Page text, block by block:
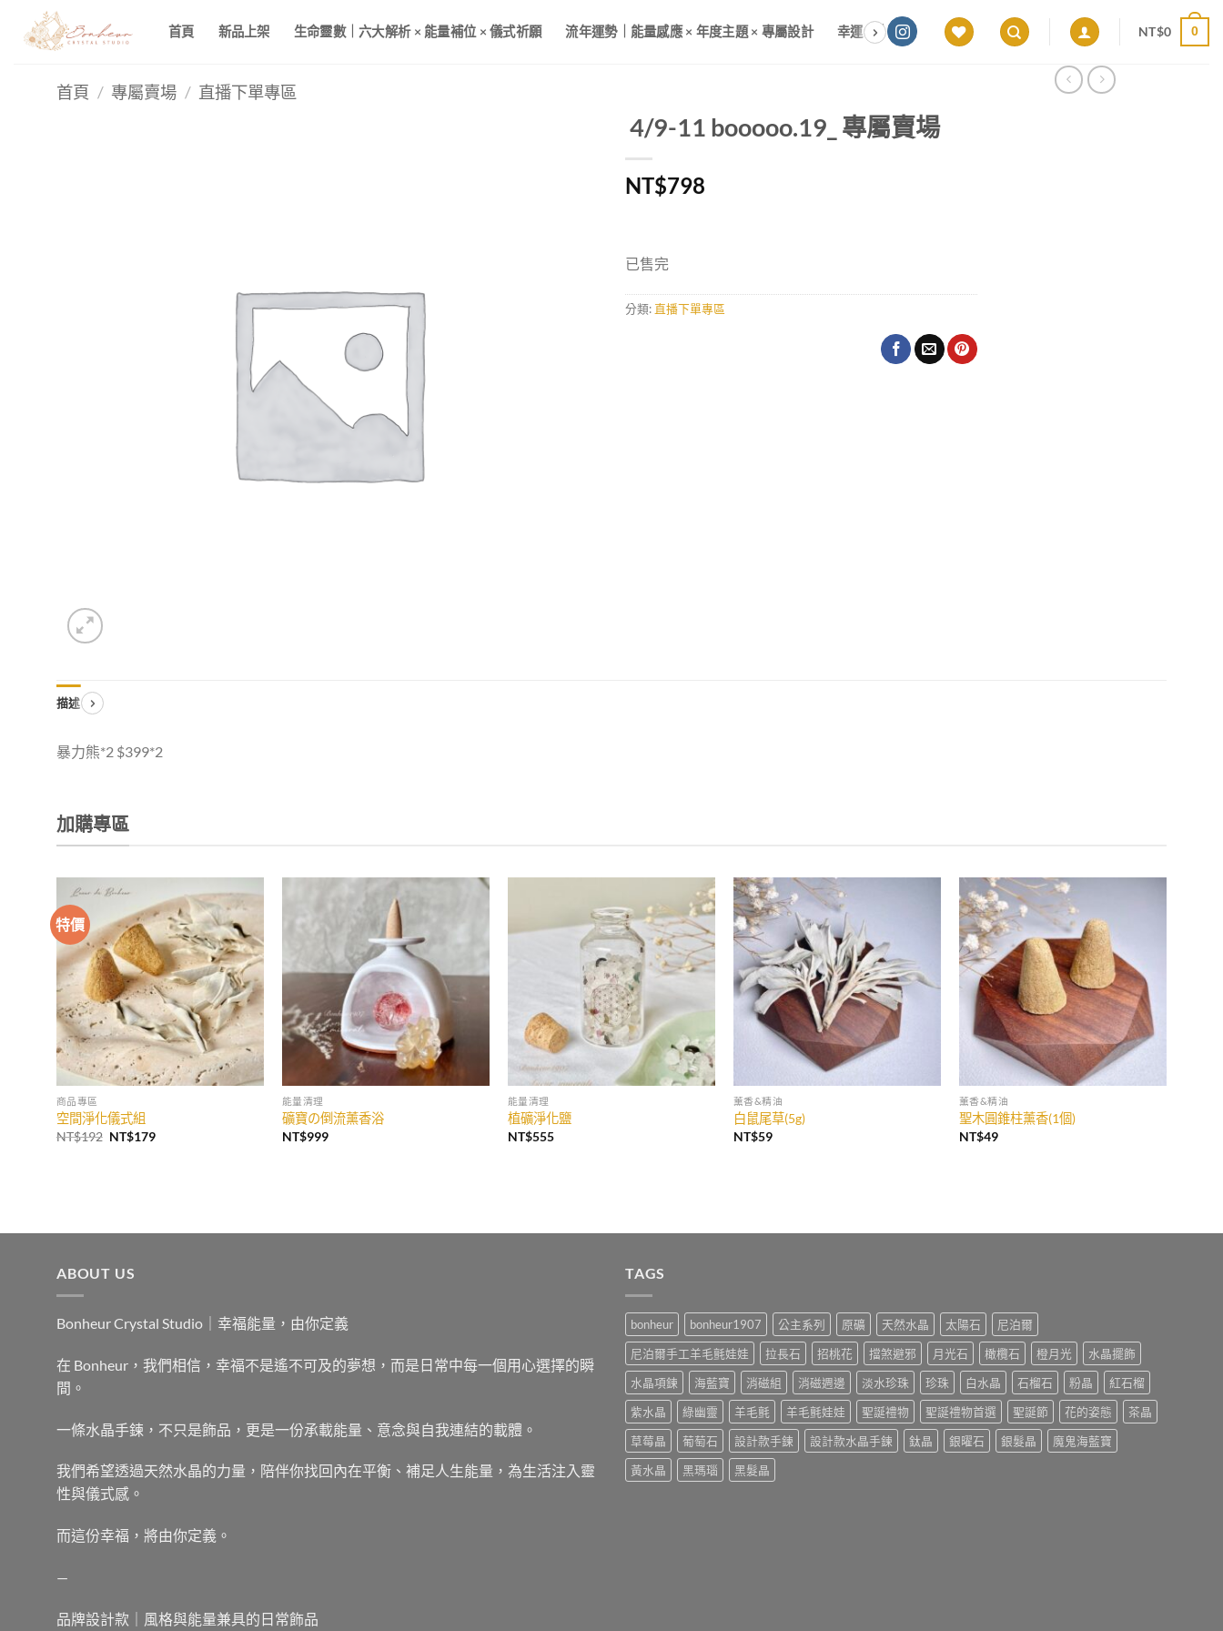
首頁 新品上架 生命靈數｜六大解析 × 能量補位 × 儀式祈願 流年運勢｜能量感應 × 年度主題 × 專屬設計 幸運色｜能量感應 × 色彩頻率 × 專屬設計 願望顯化｜意圖啟動
NT$0 0
首頁 / 專屬賣場 / 直播下單專區
4/9-11 booooo.19_ 專屬賣場
NT$798
已售完
分類: 直播下單專區
描述
暴力熊*2 $399*2
加購專區
特價
加入
收藏
商品專區
空間淨化儀式組
NT$192 原
NT$179目
能量清理
礦寶の倒流薰香浴
NT$999
加入
收藏
能量清理
植礦淨化鹽
NT$555
薰香&精油
白鼠尾草(5g)
NT$59
薰香&精油
聖木圓錐柱薰香(1個)
NT$49
ABOUT US
Bonheur Crystal Studio｜幸福能量，由你定義
在 Bonheur，我們相信，幸福不是遙不可及的夢想，而是日常中每一個用心選擇的瞬
間。
一條水晶手鍊，不只是飾品，更是一份承載能量、意念與自我連結的載體。
我們希望透過天然水晶的力量，陪伴你找回內在平衡、補足人生能量，為生活注入靈
性與儀式感。
而這份幸福，將由你定義。
—
品牌設計款｜風格與能量兼具的日常飾品
TAGS
bonheur bonheur1907 公主系列 原礦 天然水晶 太陽石
尼泊爾
尼泊爾手工羊毛氈娃娃
拉長石 招桃花 擋煞避邪 月光石 橄欖石 橙月光
水晶擺飾
水晶項鍊
海藍寶 消磁組 消磁週邊 淡水珍珠 珍珠 白水晶 石榴石 粉晶
紅石榴
紫水晶
綠幽靈 羊毛氈 羊毛氈娃娃 聖誕禮物 聖誕禮物首選 聖誕節 花的姿態
茶晶
草莓晶
葡萄石 設計款手鍊 設計款水晶手鍊 鈦晶 銀曜石 銀髮晶
魔鬼海藍寶
黃水晶
黑瑪瑙 黑髮晶